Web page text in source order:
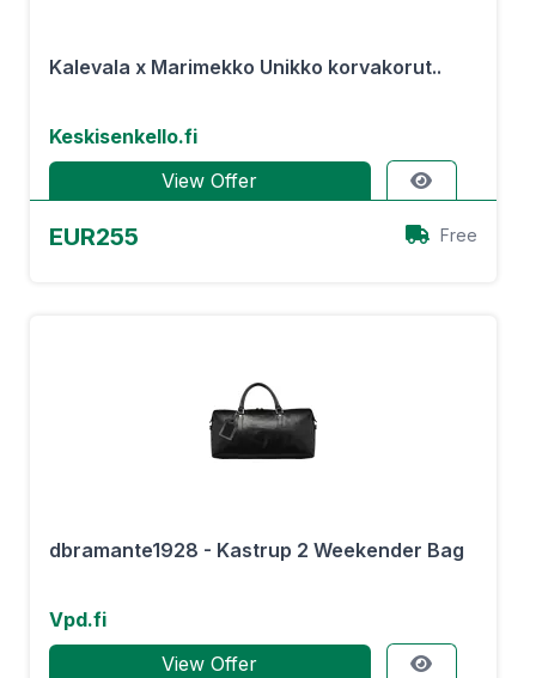
Kalevala x Marimekko Unikko korvakorut..
Keskisenkello.fi
View Offer
EUR255 Free
dbramante1928 - Kastrup 2 Weekender Bag
Vpd.fi
View Offer